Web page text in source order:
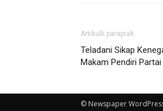
Artikulli paraprak
Teladani Sikap
Makam Pendiri Partai
© Newspaper